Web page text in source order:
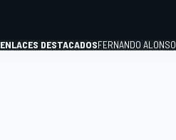
ENLACES DESTACADOSFERNANDO ALONSO